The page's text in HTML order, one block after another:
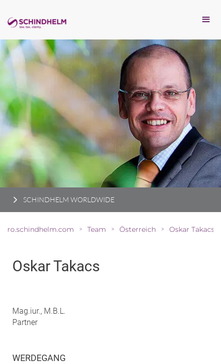
SCHINDHELM WORLDWIDE
ro.schindhelm.com > Team > Österreich > Oskar Takacs
Oskar Takacs
Mag.iur., M.B.L.
Partner
WERDEGANG